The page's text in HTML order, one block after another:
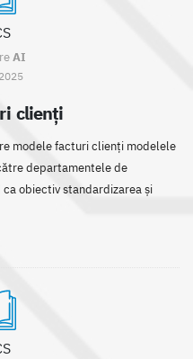
AI
clienți
modele facturi clienți modelele
departamentele de
obiectiv standardizarea și